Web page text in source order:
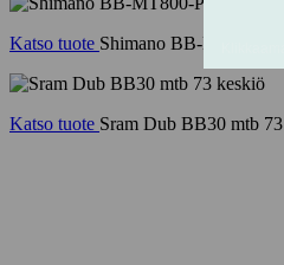
Katso tuote Shimano BB-MT800-PA
Katso tuote Sram Dub BB30 mtb